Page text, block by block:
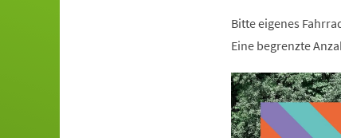
Bitte eigenes
Eine begrenzte